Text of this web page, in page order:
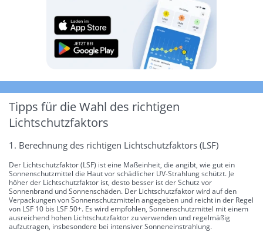
Tipps für die Wahl des richtigen
Lichtschutzfaktors
1. Berechnung des richtigen Lichtschutzfaktors (LSF)
Der Lichtschutzfaktor (LSF) ist eine Maßeinheit, die angibt, wie gut ein
Sonnenschutzmittel die Haut vor schädlicher UV-Strahlung schützt. Je
höher der Lichtschutzfaktor ist, desto besser ist der Schutz vor
Sonnenbrand und Sonnenschäden. Der Lichtschutzfaktor wird auf den
Verpackungen von Sonnenschutzmitteln angegeben und reicht in der Regel
von LSF 10 bis LSF 50+. Es wird empfohlen, Sonnenschutzmittel mit einem
ausreichend hohen Lichtschutzfaktor zu verwenden und regelmäßig
aufzutragen, insbesondere bei intensiver Sonneneinstrahlung.